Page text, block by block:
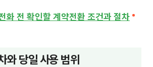
화 전 확인할 계약전환 조건과 절차
와 당일 사용 범위